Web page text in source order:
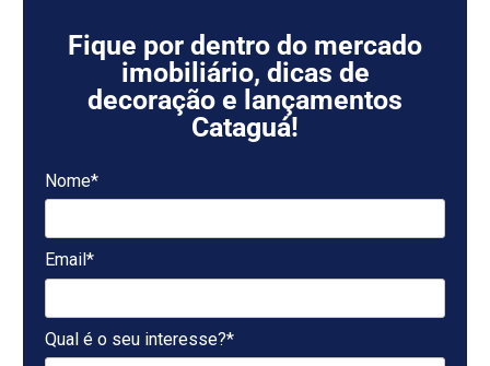
Fique por dentro do mercado
imobiliário, dicas de
decoração e lançamentos
Cataguá!
Nome*
Email*
Qual é o seu interesse?*